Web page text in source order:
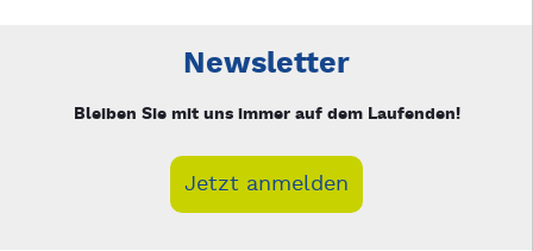
Newsletter
Bleiben Sie mit uns immer auf dem Laufenden!
Jetzt anmelden